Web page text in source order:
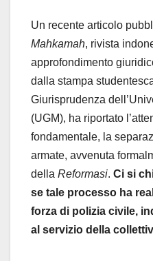
Un recente articolo
Mahkamah, rivista
approfondimento
dalla stampa
Giurisprudenza
(UGM), ha riportato
fondamentale, la
armate, avvenuta
della Reformasi. Ci si
se tale processo ha
forza di polizia civile,
al servizio della